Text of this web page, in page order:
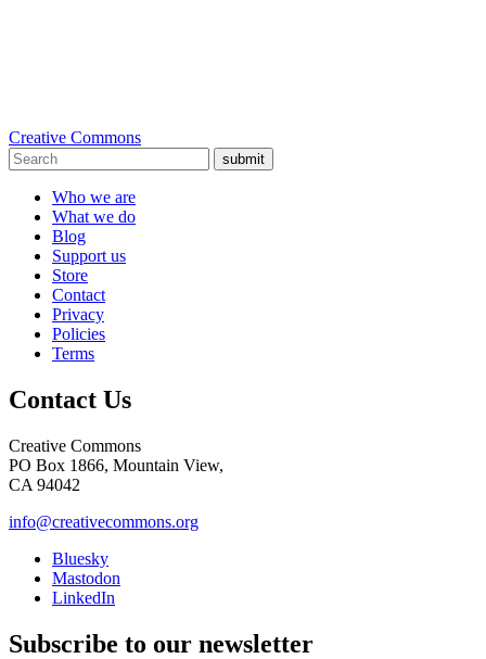
Creative Commons
submit
Who we are
What we do
Blog
Support us
Store
Contact
Privacy
Policies
Terms
Contact Us
Creative Commons
PO Box 1866, Mountain View,
CA 94042
info@creativecommons.org
Bluesky
Mastodon
LinkedIn
Subscribe to our newsletter